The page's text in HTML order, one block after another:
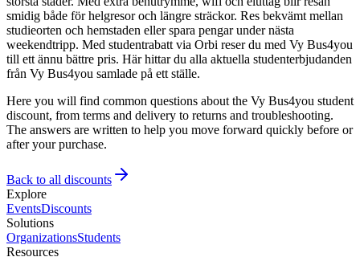
smidig både för helgresor och längre sträckor. Res bekvämt mellan
studieorten och hemstaden eller spara pengar under nästa
weekendtripp. Med studentrabatt via Orbi reser du med Vy Bus4you
till ett ännu bättre pris. Här hittar du alla aktuella studenterbjudanden
från Vy Bus4you samlade på ett ställe.
Here you will find common questions about the Vy Bus4you student
discount, from terms and delivery to returns and troubleshooting.
The answers are written to help you move forward quickly before or
after your purchase.
Back to all discounts
Explore
EventsDiscounts
Solutions
OrganizationsStudents
Resources